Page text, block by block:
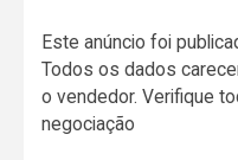
Este anúncio foi
Todos os dados
o vendedor. Verifique
negociação